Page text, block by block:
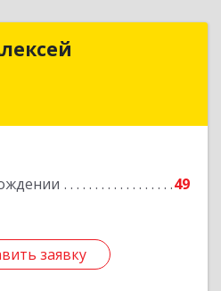
49
заявку
Алексей
Подробнее
заявку